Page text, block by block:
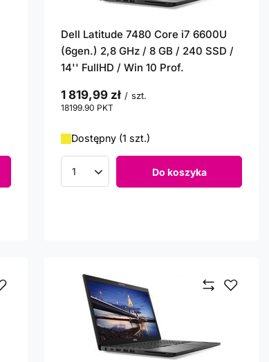
Dell Latitude 7480 Core i7 6600U
(6gen.) 2,8 GHz / 8 GB / 240 SSD /
14'' FullHD / Win 10 Prof.
1 819,99 zł / szt.
18199.90 PKT
Dostępny (1 szt.)
Ilość produktów Do koszyka